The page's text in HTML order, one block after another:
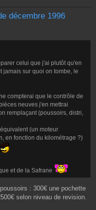
décembre 1996
celui que j'ai plutôt qu'en
jamais sur quoi on tombe, le
compterai que le contrôle de
neuves j'en mettrai
remplaçant (poussoirs, distri,
(un moteur
en fonction du kilométrage ?)
et de la Safrane
: 300€ une pochette
selon niveau de revision.